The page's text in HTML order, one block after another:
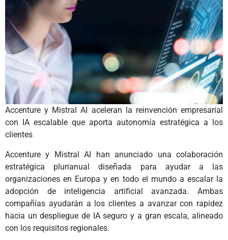
Accenture y Mistral AI aceleran la reinvención empresarial
con IA escalable que aporta autonomía estratégica a los
clientes
Accenture y Mistral AI han anunciado una colaboración
estratégica plurianual diseñada para ayudar a las
organizaciones en Europa y en todo el mundo a escalar la
adopción de inteligencia artificial avanzada. Ambas
compañías ayudarán a los clientes a avanzar con rapidez
hacia un despliegue de IA seguro y a gran escala, alineado
con los requisitos regionales.